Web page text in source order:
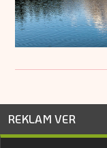
REKLAM VER